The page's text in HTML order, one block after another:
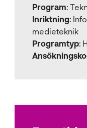
Program:
Inriktning:
medieteknik
Programtyp: